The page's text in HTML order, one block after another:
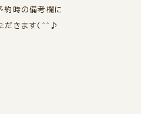
約時の備考欄に
だきます(^^♪